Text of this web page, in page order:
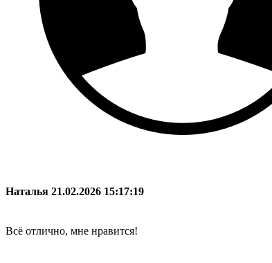
Наталья 21.02.2026 15:17:19
Всё отлично, мне нравится!